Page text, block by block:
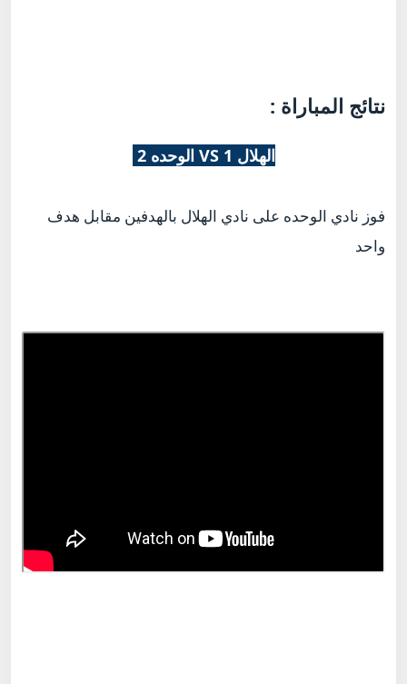
نتائج المباراة :
الهلال 1 VS الوحده 2
فوز نادي الوحده على نادي الهلال بالهدفين مقابل هدف
واحد